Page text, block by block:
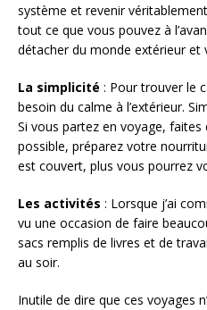
système et revenir
tout ce que vous pouvez à
détacher du monde extérieur et
La simplicité : Pour trouver le
besoin du calme à l’extérieur.
Si vous partez en voyage, faites
possible, préparez votre
est couvert, plus vous pourrez
Les activités : Lorsque j’ai
vu une occasion de faire
sacs remplis de livres et de
au soir.
Inutile de dire que ces voyages